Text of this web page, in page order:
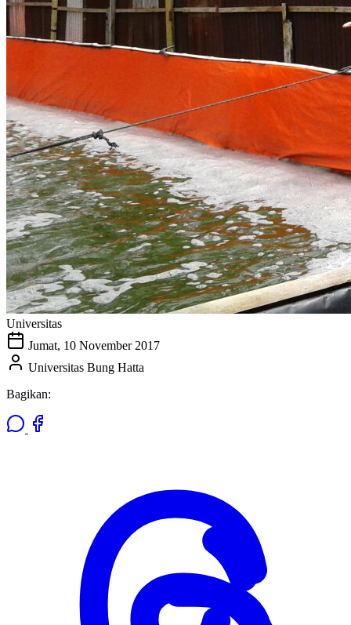
Universitas
Jumat, 10 November 2017
Universitas Bung Hatta
Bagikan: